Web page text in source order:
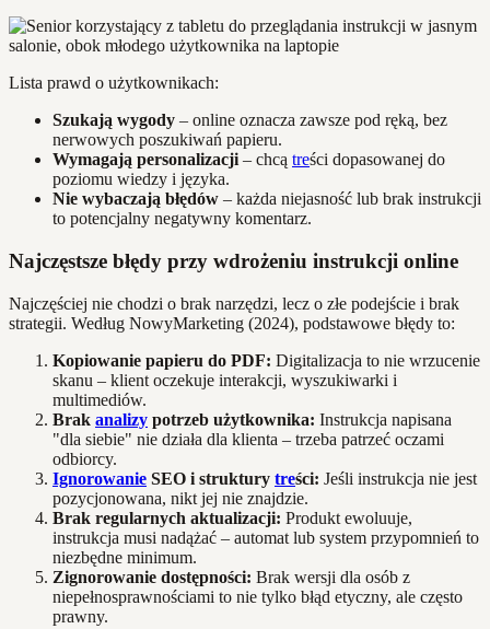
Lista prawd o użytkownikach:
Szukają wygody – online oznacza zawsze pod ręką, bez
nerwowych poszukiwań papieru.
Wymagają personalizacji – chcą treści dopasowanej do
poziomu wiedzy i języka.
Nie wybaczają błędów – każda niejasność lub brak instrukcji
to potencjalny negatywny komentarz.
Najczęstsze błędy przy wdrożeniu instrukcji online
Najczęściej nie chodzi o brak narzędzi, lecz o złe podejście i brak
strategii. Według NowyMarketing (2024), podstawowe błędy to:
Kopiowanie papieru do PDF: Digitalizacja to nie wrzucenie
skanu – klient oczekuje interakcji, wyszukiwarki i
multimediów.
Brak analizy potrzeb użytkownika: Instrukcja napisana
"dla siebie" nie działa dla klienta – trzeba patrzeć oczami
odbiorcy.
Ignorowanie SEO i struktury treści: Jeśli instrukcja nie jest
pozycjonowana, nikt jej nie znajdzie.
Brak regularnych aktualizacji: Produkt ewoluuje,
instrukcja musi nadążać – automat lub system przypomnień to
niezbędne minimum.
Zignorowanie dostępności: Brak wersji dla osób z
niepełnosprawnościami to nie tylko błąd etyczny, ale często
prawny.